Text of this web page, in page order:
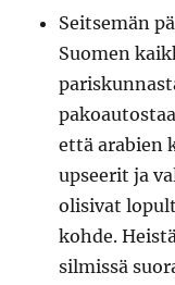
Seitsemän
Suomen
että arabien
upseerit ja
olisivat
kohde.
silmissä